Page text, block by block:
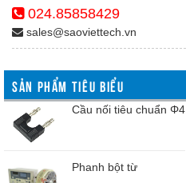
024.85858429
sales@saoviettech.vn
SẢN PHẨM TIÊU BIỂU
Cầu nối tiêu chuẩn Φ4
Phanh bột từ